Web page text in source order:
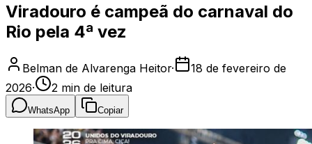
Viradouro é campeã do carnaval do
Rio pela 4ª vez
Belman de Alvarenga Heitor·
18 de fevereiro de
2026· 2 min de leitura
WhatsApp Copiar